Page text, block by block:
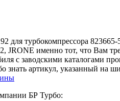
для турбокомпрессора
JRONE именно тот, что Вам
с заводскими каталогами
знать артикул, указанный
БР Турбо: